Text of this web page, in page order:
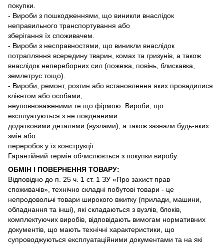
покупки.
- Вироби з пошкодженнями, що виникли внаслідок
неправильного транспортування або
зберігання їх споживачем.
- Вироби з несправностями, що виникли внаслідок
потрапляння всередину тварин, комах та гризунів, а також
внаслідок непереборних сил (пожежа, повінь, блискавка,
землетрус тощо).
- Вироби, ремонт, розтин або встановлення яких провадилися
клієнтом або особами,
неуповноваженими те що фірмою. Вироби, що
експлуатуються з не поєднаними
додатковими деталями (вузлами), а також зазнали будь-яких
змін або
переробок у їх конструкції.
Гарантійний термін обчислюється з покупки виробу.
ОБМІН І ПОВЕРНЕННЯ ТОВАРУ:
Відповідно до п. 25 ч. 1 ст. 1 ЗУ «Про захист прав
споживачів», технічно складні побутові товари - це
непродовольчі товари широкого вжитку (прилади, машини,
обладнання та інші), які складаються з вузлів, блоків,
комплектуючих виробів, відповідають вимогам нормативних
документів, що мають технічні характеристики, що
супроводжуються експлуатаційними документами та на які